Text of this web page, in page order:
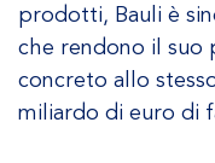
prodotti, Bauli è
che rendono il suo
concreto allo
miliardo di euro di